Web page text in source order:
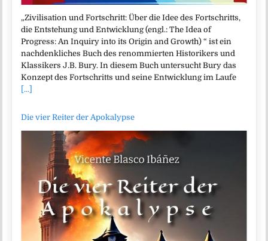
„Zivilisation und Fortschritt: Über die Idee des Fortschritts,
die Entstehung und Entwicklung (engl.: The Idea of
Progress: An Inquiry into its Origin and Growth) “ ist ein
nachdenkliches Buch des renommierten Historikers und
Klassikers J.B. Bury. In diesem Buch untersucht Bury das
Konzept des Fortschritts und seine Entwicklung im Laufe
[...]
Die vier Reiter der Apokalypse